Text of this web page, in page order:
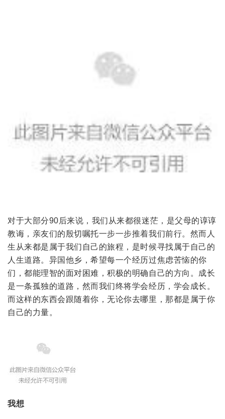
对于大部分90后来说，我们从来都很迷茫，是父母的谆谆
教诲，亲友们的殷切嘱托一步一步推着我们前行。然而人
生从来都是属于我们自己的旅程，是时候寻找属于自己的
人生道路。异国他乡，希望每一个经历过焦虑苦恼的你
们，都能理智的面对困难，积极的明确自己的方向。成长
是一条孤独的道路，然而我们终将学会经历，学会成长。
而这样的东西会跟随着你，无论你去哪里，那都是属于你
自己的力量。
我想